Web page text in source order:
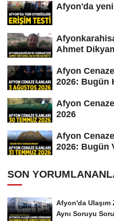
Afyon'da
Ahmet
Afyon
2026: Bugün
Afyon
2026
Afyon
2026: Bugün
SON
Afyon'da Ulaşım
Aynı Soruyu